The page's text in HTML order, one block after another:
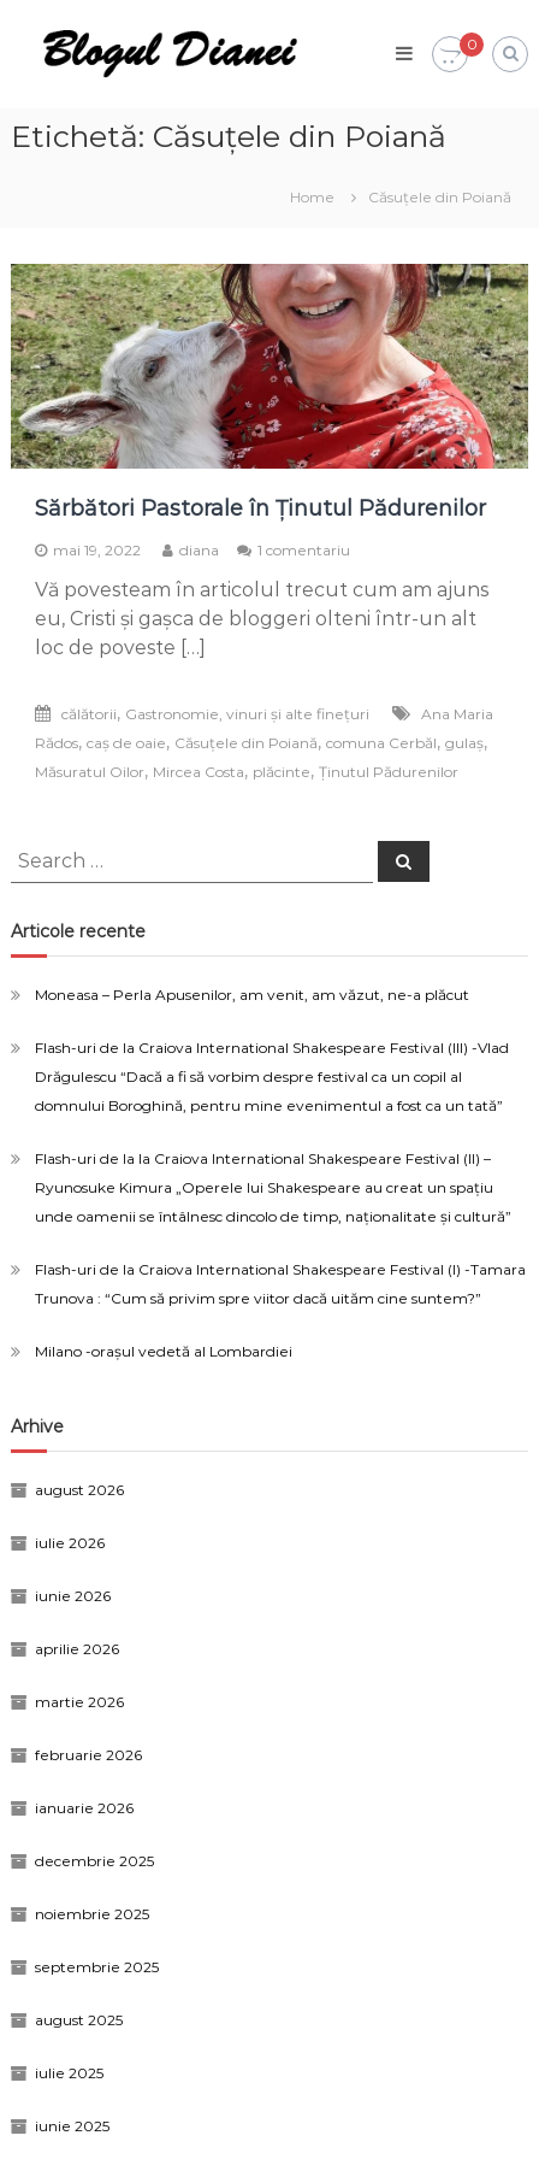
content
Blogul
Dianei
opinie,
călătorii
0
Etichetă: Căsuțele din Poiană
Home Căsuțele din Poiană
Sărbători Pastorale în Ținutul Pădurenilor
mai 19, 2022 diana 1 comentariu
Pastorale
în
Vă povesteam în articolul trecut cum am ajuns
eu, Cristi și gașca de bloggeri olteni într-un alt
loc de poveste […]
călătorii, Gastronomie, vinuri și alte finețuri
Ana Maria
Rădos, caș de oaie, Căsuțele din Poiană, comuna Cerbăl, gulaș,
Măsuratul Oilor, Mircea Costa, plăcinte, Ținutul Pădurenilor
Search
for:
Search
Articole recente
Moneasa – Perla Apusenilor, am venit, am văzut, ne-a plăcut
Flash-uri de la Craiova International Shakespeare Festival (III) -Vlad
Drăgulescu “Dacă a fi să vorbim despre festival ca un copil al
domnului Boroghină, pentru mine evenimentul a fost ca un tată”
Flash-uri de la la Craiova International Shakespeare Festival (II) –
Ryunosuke Kimura „Operele lui Shakespeare au creat un spațiu
unde oamenii se întâlnesc dincolo de timp, naționalitate și cultură”
Flash-uri de la Craiova International Shakespeare Festival (I) -Tamara
Trunova : “Cum să privim spre viitor dacă uităm cine suntem?”
Milano -orașul vedetă al Lombardiei
Arhive
august 2026
iulie 2026
iunie 2026
aprilie 2026
martie 2026
februarie 2026
ianuarie 2026
decembrie 2025
noiembrie 2025
septembrie 2025
august 2025
iulie 2025
iunie 2025